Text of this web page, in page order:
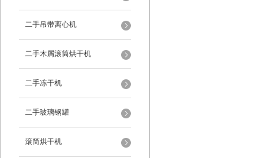
二手吊带离心机
二手木屑滚筒烘干机
二手冻干机
二手玻璃钢罐
滚筒烘干机